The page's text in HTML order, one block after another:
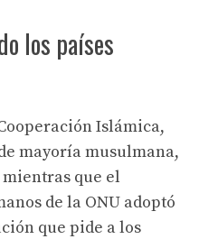
los países
Islámica,
mayoría musulmana,
que el
de la ONU adoptó
que pide a los